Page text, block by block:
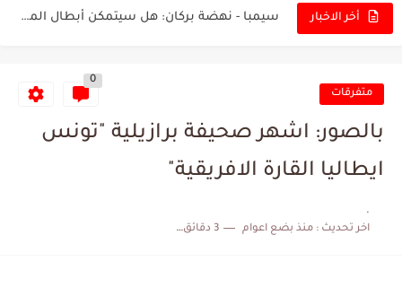
أخر الاخبار سيمبا - نهضة بركان: هل سيتمكن أبطال المغرب من الحفاظ...
البرنامج الكامل لنهائي البطولة بين الاتحاد المنستيري والنادي الإفريقي متفرقات
0
بالصور: اشهر صحيفة برازيلية "تونس
ايطاليا القارة الافريقية"
.
اخر تحديث :منذ بضع اعوام 3 دقائق للقراءة